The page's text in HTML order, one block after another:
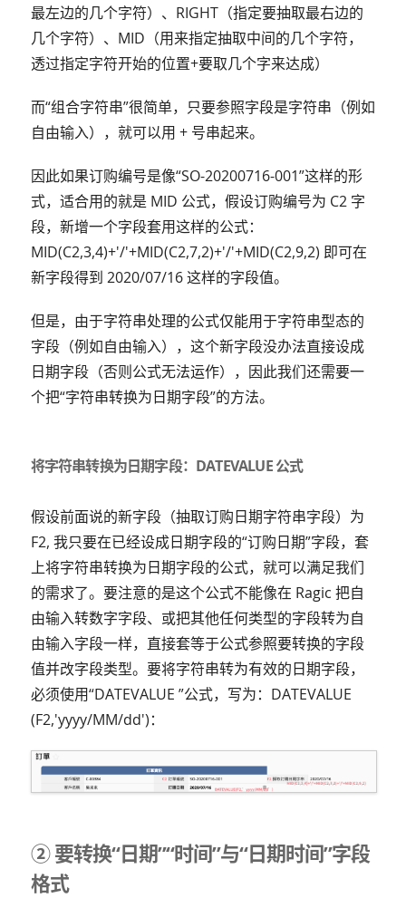
最左边的几个字符）、RIGHT（指定要抽取最右边的
几个字符）、MID（用来指定抽取中间的几个字符，
透过指定字符开始的位置+要取几个字来达成）
而“组合字符串”很简单，只要参照字段是字符串（例如
自由输入），就可以用 + 号串起来。
因此如果订购编号是像“SO-20200716-001”这样的形
式，适合用的就是 MID 公式，假设订购编号为 C2 字
段，新增一个字段套用这样的公式：
MID(C2,3,4)+'/'+MID(C2,7,2)+'/'+MID(C2,9,2) 即可在
新字段得到 2020/07/16 这样的字段值。
但是，由于字符串处理的公式仅能用于字符串型态的
字段（例如自由输入），这个新字段没办法直接设成
日期字段（否则公式无法运作），因此我们还需要一
个把“字符串转换为日期字段”的方法。
将字符串转换为日期字段：DATEVALUE 公式
假设前面说的新字段（抽取订购日期字符串字段）为
F2, 我只要在已经设成日期字段的“订购日期”字段，套
上将字符串转换为日期字段的公式，就可以满足我们
的需求了。要注意的是这个公式不能像在 Ragic 把自
由输入转数字字段、或把其他任何类型的字段转为自
由输入字段一样，直接套等于公式参照要转换的字段
值并改字段类型。要将字符串转为有效的日期字段，
必须使用“DATEVALUE ”公式，写为：DATEVALUE
(F2,'yyyy/MM/dd')：
② 要转换“日期”“时间”与“日期时间”字段
格式